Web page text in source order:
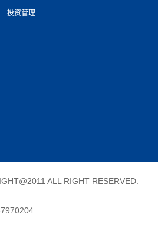
投资管理
ALL RIGHT RESERVED.